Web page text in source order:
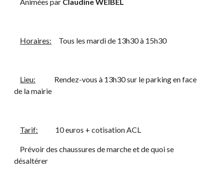
Horaires:
     Tous les mardi de 13h30 à 15h30
Lieu:
             Rendez-vous à 13h30 sur le parking en face
de la mairie
Tarif:
            10 euros + cotisation ACL
désaltérer